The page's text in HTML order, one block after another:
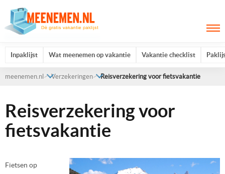
Inpaklijst Wat meenemen op vakantie Vakantie checklist
meenemen.nl Verzekeringen Reisverzekering voor fietsvakantie
Reisverzekering voor
fietsvakantie
Fietsen op